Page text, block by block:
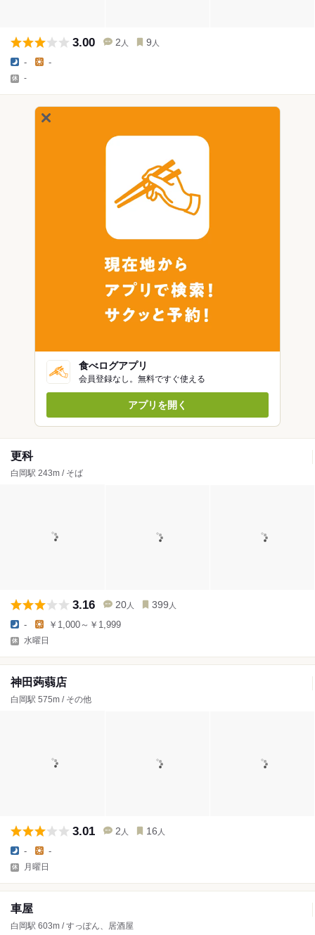
3.00 2 人 9 人
- -
-
食べログアプリ
会員登録なし。無料ですぐ使える
アプリを開く
更科
白岡駅 243m / そば
3.16 20 人 399 人
- ￥1,000～￥1,999
水曜日
神田蒟蒻店
白岡駅 575m / その他
3.01 2 人 16 人
- -
月曜日
車屋
白岡駅 603m / すっぽん、居酒屋